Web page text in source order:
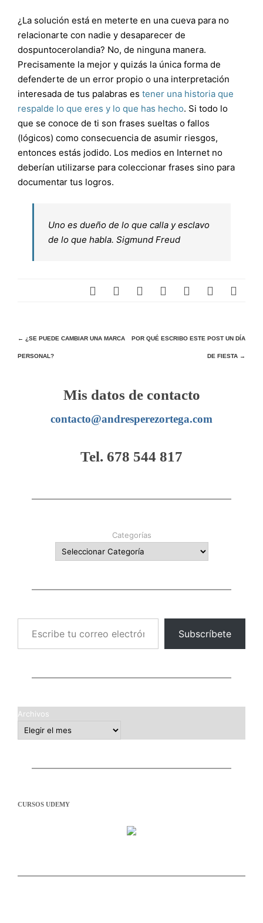
¿La solución está en meterte en una cueva para no
relacionarte con nadie y desaparecer de
dospuntocerolandia? No, de ninguna manera.
Precisamente la mejor y quizás la única forma de
defenderte de un error propio o una interpretación
interesada de tus palabras es tener una historia que
respalde lo que eres y lo que has hecho. Si todo lo
que se conoce de ti son frases sueltas o fallos
(lógicos) como consecuencia de asumir riesgos,
entonces estás jodido. Los medios en Internet no
deberían utilizarse para coleccionar frases sino para
documentar tus logros.
Uno es dueño de lo que calla y esclavo
de lo que habla. Sigmund Freud
Navegación
de
← ¿SE PUEDE CAMBIAR UNA MARCA
PERSONAL?
POR QUÉ ESCRIBO ESTE POST UN DÍA
DE FIESTA →
Mis datos de contacto
contacto@andresperezortega.com
Tel. 678 544 817
Categorías
Escribe tu correo electrónico…
Subscríbete
Archivos
CURSOS UDEMY